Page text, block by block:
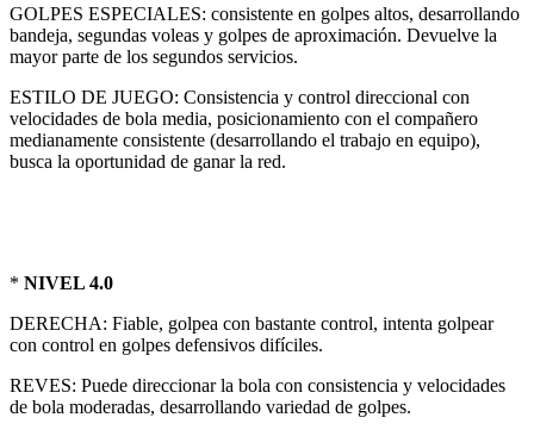
GOLPES ESPECIALES: consistente en golpes altos, desarrollando
bandeja, segundas voleas y golpes de aproximación. Devuelve la
mayor parte de los segundos servicios.
ESTILO DE JUEGO: Consistencia y control direccional con
velocidades de bola media, posicionamiento con el compañero
medianamente consistente (desarrollando el trabajo en equipo),
busca la oportunidad de ganar la red.
* NIVEL 4.0
DERECHA: Fiable, golpea con bastante control, intenta golpear
con control en golpes defensivos difíciles.
REVES: Puede direccionar la bola con consistencia y velocidades
de bola moderadas, desarrollando variedad de golpes.